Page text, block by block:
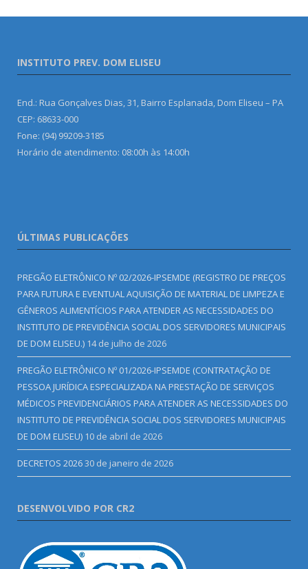
INSTITUTO PREV. DOM ELISEU
End.: Rua Gonçalves Dias, 31, Bairro Esplanada, Dom Eliseu – PA
CEP: 68633-000
Fone: (94) 99209-3185
Horário de atendimento: 08:00h às 14:00h
ÚLTIMAS PUBLICAÇÕES
PREGÃO ELETRÔNICO Nº 02/2026-IPSEMDE (REGISTRO DE PREÇOS
PARA FUTURA E EVENTUAL AQUISIÇÃO DE MATERIAL DE LIMPEZA E
GÊNEROS ALIMENTÍCIOS PARA ATENDER AS NECESSIDADES DO
INSTITUTO DE PREVIDÊNCIA SOCIAL DOS SERVIDORES MUNICIPAIS
DE DOM ELISEU.) 14 de julho de 2026
PREGÃO ELETRÔNICO Nº 01/2026-IPSEMDE (CONTRATAÇÃO DE
PESSOA JURÍDICA ESPECIALIZADA NA PRESTAÇÃO DE SERVIÇOS
MÉDICOS PREVIDENCIÁRIOS PARA ATENDER AS NECESSIDADES DO
INSTITUTO DE PREVIDÊNCIA SOCIAL DOS SERVIDORES MUNICIPAIS
DE DOM ELISEU) 10 de abril de 2026
DECRETOS 202630 de janeiro de 2026
DESENVOLVIDO POR CR2